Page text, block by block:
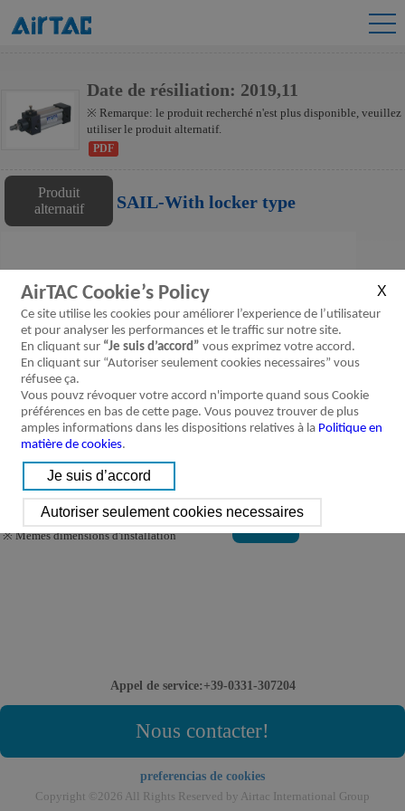
SIL Series
Date de résiliation: 2019,11
※ Remarque: le produit recherché n'est plus disponible, veuillez
utiliser le produit alternatif.
PDF
Produit
alternatif
SAIL-With locker type
※ Remplacement fonctionnel
※ Mêmes dimensions d'installation
Détails
AirTAC Cookie’s Policy
Ce site utilise les cookies pour améliorer l’experience de l’utilisateur
et pour analyser les performances et le traffic sur notre site.
En cliquant sur “Je suis d’accord” vous exprimez votre accord.
En cliquant sur “Autoriser seulement cookies necessaires” vous
réfusee ça.
Vous pouvz révoquer votre accord n'importe quand sous Cookie
préférences en bas de cette page. Vous pouvez trouver de plus
amples informations dans les dispositions relatives à la Politique en
matière de cookies.
Appel de service:+39-0331-307204
Nous contacter!
preferencias de cookies
Copyright ©2026 All Rights Reserved by Airtac International Group